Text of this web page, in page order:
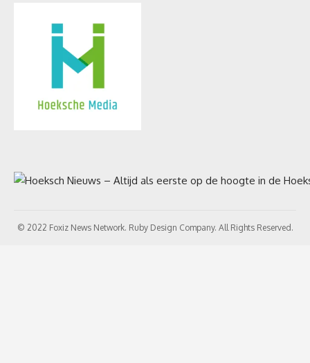
© 2022 Foxiz News Network. Ruby Design Company. All Rights Reserved.